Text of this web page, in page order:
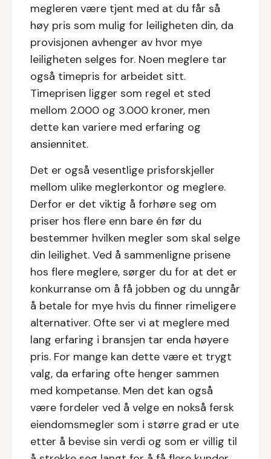
megleren være tjent med at du får så
høy pris som mulig for leiligheten din, da
provisjonen avhenger av hvor mye
leiligheten selges for. Noen meglere tar
også timepris for arbeidet sitt.
Timeprisen ligger som regel et sted
mellom 2.000 og 3.000 kroner, men
dette kan variere med erfaring og
ansiennitet.
Det er også vesentlige prisforskjeller
mellom ulike meglerkontor og meglere.
Derfor er det viktig å forhøre seg om
priser hos flere enn bare én før du
bestemmer hvilken megler som skal selge
din leilighet. Ved å sammenligne prisene
hos flere meglere, sørger du for at det er
konkurranse om å få jobben og du unngår
å betale for mye hvis du finner rimeligere
alternativer. Ofte ser vi at meglere med
lang erfaring i bransjen tar enda høyere
pris. For mange kan dette være et trygt
valg, da erfaring ofte henger sammen
med kompetanse. Men det kan også
være fordeler ved å velge en nokså fersk
eiendomsmegler som i større grad er ute
etter å bevise sin verdi og som er villig til